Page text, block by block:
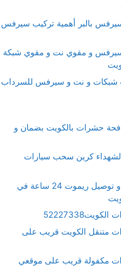
بالبر أهمية تركيب سيرفس
و مقوي نت و مقوي شبكة
شبكات و نت و سيرفس للسرداب
حشرات بالكويت بضمان و
كرين سحب سيارات
برمجة رسيفر و توصيل ريموت 24 ساعة في
متنقل الكويت قريب على
مكفولة قريب على موقعي